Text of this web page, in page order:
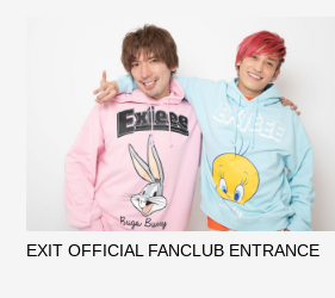
EXIT OFFICIAL FANCLUB ENTRANCE